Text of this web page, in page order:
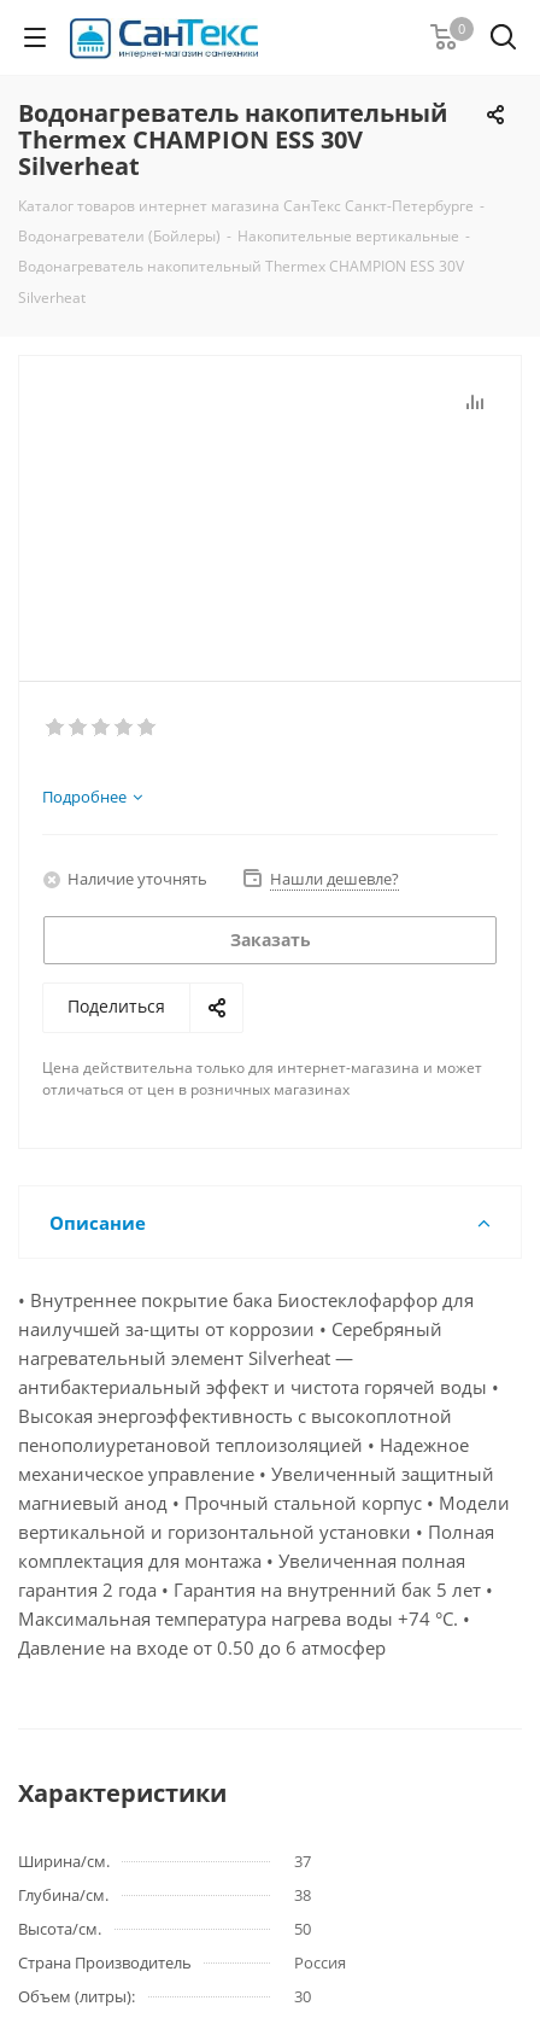
0
Водонагреватель накопительный
Thermex CHAMPION ESS 30V
Silverheat
Каталог товаров интернет магазина СанТекс Санкт-Петербурге -
Водонагреватели (Бойлеры) - Накопительные вертикальные -
Водонагреватель накопительный Thermex CHAMPION ESS 30V
Silverheat
Подробнее
Наличие уточнять Нашли дешевле?
Заказать
Поделиться
Цена действительна только для интернет-магазина и может
отличаться от цен в розничных магазинах
Описание
• Внутреннее покрытие бака Биостеклофарфор для
наилучшей за-щиты от коррозии • Серебряный
нагревательный элемент Silverheat —
антибактериальный эффект и чистота горячей воды •
Высокая энергоэффективность с высокоплотной
пенополиуретановой теплоизоляцией • Надежное
механическое управление • Увеличенный защитный
магниевый анод • Прочный стальной корпус • Модели
вертикальной и горизонтальной установки • Полная
комплектация для монтажа • Увеличенная полная
гарантия 2 года • Гарантия на внутренний бак 5 лет •
Максимальная температура нагрева воды +74 °С. •
Давление на входе от 0.50 до 6 атмосфер
Характеристики
Ширина/см.
37
Глубина/см.
38
Высота/см.
50
Страна Производитель
Россия
Объем (литры):
30